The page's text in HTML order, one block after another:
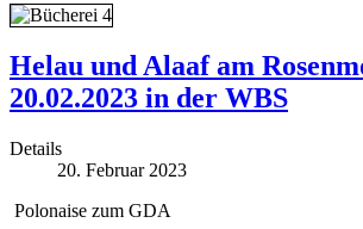
Helau und Alaaf am
20.02.2023 in der WBS
Details
20. Februar 2023
Polonaise zum GDA